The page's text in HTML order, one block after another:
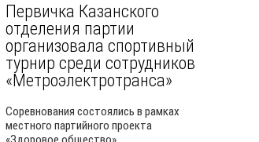
Первичка Казанского
отделения партии
организовала спортивный
турнир среди сотрудников
«Метроэлектротранса»
Соревнования состоялись в рамках
местного партийного проекта